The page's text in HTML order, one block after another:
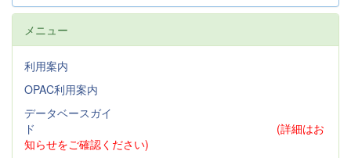
メニュー
利用案内
OPAC利用案内
データベースガイ
ド
(詳細はお
知らせをご確認ください)